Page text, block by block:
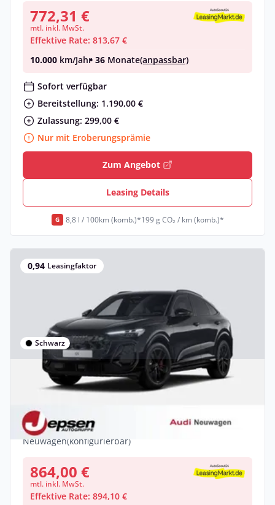
772,31 €
mtl. inkl. MwSt.
Effektive Rate: 813,67 €
10.000 km/Jahr• 36 Monate(anpassbar)
Sofort verfügbar
Bereitstellung: 1.190,00 €
Zulassung: 299,00 €
Nur mit Eroberungsprämie
Zum Angebot
Leasing Details
G 8,8 l / 100km (komb.)*199 g CO₂ / km (komb.)*
0,94 Leasingfaktor
Schwarz
Gewerbe
Audi Q5 Sportback e-hybrid qu. S tr.
PANO HUD 20 AHK
Hybrid •Automatik •
Neuwagen(konfigurierbar)
864,00 €
mtl. inkl. MwSt.
Effektive Rate: 894,10 €